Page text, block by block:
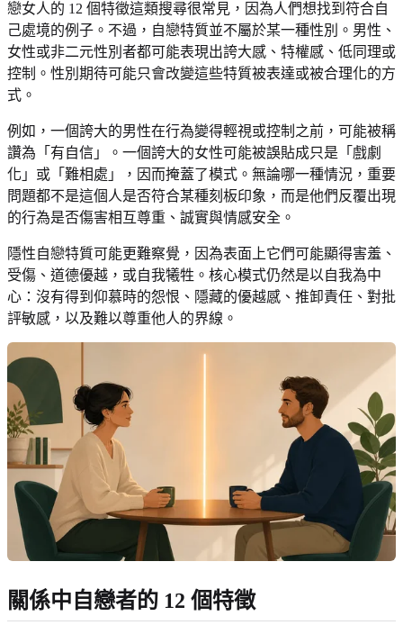
戀女人的 12 個特徵這類搜尋很常見，因為人們想找到符合自
己處境的例子。不過，自戀特質並不屬於某一種性別。男性、
女性或非二元性別者都可能表現出誇大感、特權感、低同理或
控制。性別期待可能只會改變這些特質被表達或被合理化的方
式。
例如，一個誇大的男性在行為變得輕視或控制之前，可能被稱
讚為「有自信」。一個誇大的女性可能被誤貼成只是「戲劇
化」或「難相處」，因而掩蓋了模式。無論哪一種情況，重要
問題都不是這個人是否符合某種刻板印象，而是他們反覆出現
的行為是否傷害相互尊重、誠實與情感安全。
隱性自戀特質可能更難察覺，因為表面上它們可能顯得害羞、
受傷、道德優越，或自我犧牲。核心模式仍然是以自我為中
心：沒有得到仰慕時的怨恨、隱藏的優越感、推卸責任、對批
評敏感，以及難以尊重他人的界線。
關係中自戀者的 12 個特徵